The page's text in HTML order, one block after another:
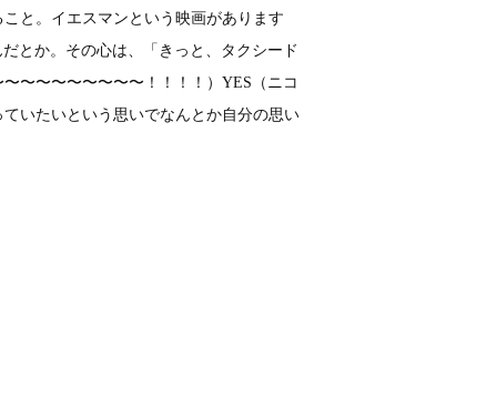
と。イエスマンという映画があります
とか。その心は、「きっと、タクシード
〜〜〜〜〜〜〜〜！！！！）YES（ニコ
いたいという思いでなんとか自分の思い